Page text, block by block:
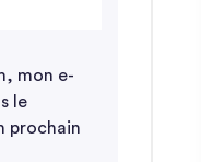
mon e-
le
prochain